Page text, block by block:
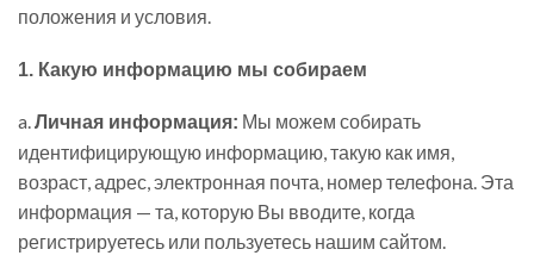
положения и условия.
1. Какую информацию мы собираем
a.Личная информация: Мы можем собирать
идентифицирующую информацию, такую как имя,
возраст, адрес, электронная почта, номер телефона. Эта
информация — та, которую Вы вводите, когда
регистрируетесь или пользуетесь нашим сайтом.